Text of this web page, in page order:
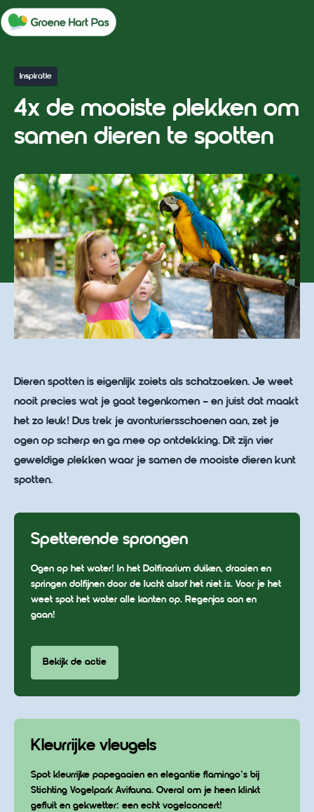
Inspiratie
4x de mooiste plekken om
samen dieren te spotten
Dieren spotten is eigenlijk zoiets als schatzoeken. Je weet
nooit precies wat je gaat tegenkomen – en juist dat maakt
het zo leuk! Dus trek je avonturiersschoenen aan, zet je
ogen op scherp en ga mee op ontdekking. Dit zijn vier
geweldige plekken waar je samen de mooiste dieren kunt
spotten.
Spetterende sprongen
Ogen op het water! In het Dolfinarium duiken, draaien en
springen dolfijnen door de lucht alsof het niet is. Voor je het
weet spat het water alle kanten op. Regenjas aan en
gaan!
Bekijk de actie
Kleurrijke vleugels
Spot kleurrijke papegaaien en elegantie flamingo’s bij
Stichting Vogelpark Avifauna. Overal om je heen klinkt
gefluit en gekwetter: een echt vogelconcert!